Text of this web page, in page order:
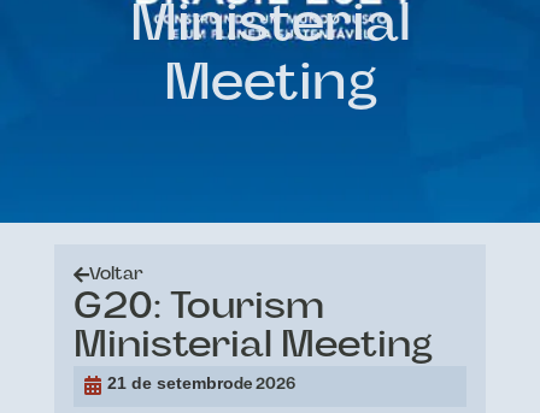
Ministerial
Meeting
Voltar
G20: Tourism
Ministerial Meeting
21 de setembrode 2026